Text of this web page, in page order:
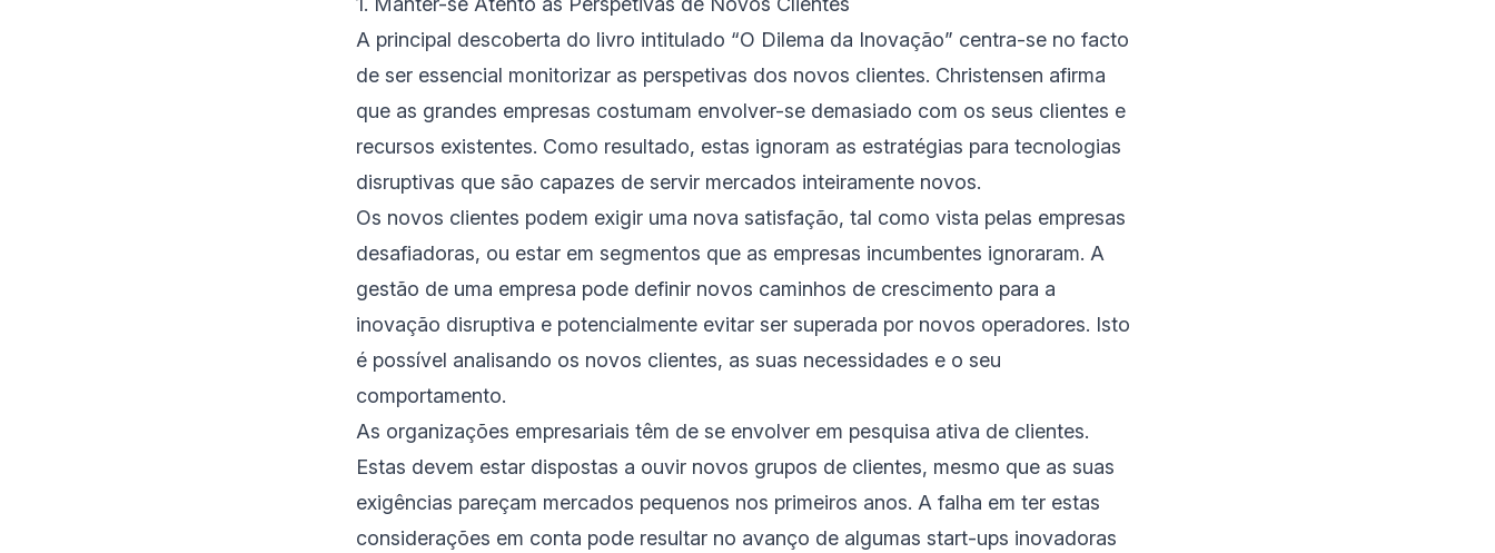
A principal descoberta do livro intitulado “O Dilema da Inovação” centra-se no facto
de ser essencial monitorizar as perspetivas dos novos clientes. Christensen afirma
que as grandes empresas costumam envolver-se demasiado com os seus clientes e
recursos existentes. Como resultado, estas ignoram as estratégias para tecnologias
disruptivas que são capazes de servir mercados inteiramente novos.
Os novos clientes podem exigir uma nova satisfação, tal como vista pelas empresas
desafiadoras, ou estar em segmentos que as empresas incumbentes ignoraram. A
gestão de uma empresa pode definir novos caminhos de crescimento para a
inovação disruptiva e potencialmente evitar ser superada por novos operadores. Isto
é possível analisando os novos clientes, as suas necessidades e o seu
comportamento.
As organizações empresariais têm de se envolver em pesquisa ativa de clientes.
Estas devem estar dispostas a ouvir novos grupos de clientes, mesmo que as suas
exigências pareçam mercados pequenos nos primeiros anos. A falha em ter estas
considerações em conta pode resultar no avanço de algumas start-ups inovadoras